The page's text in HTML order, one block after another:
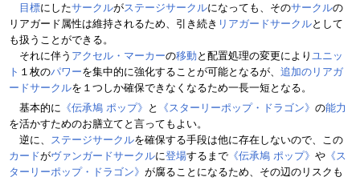
目標にしたサークルがステージサークルになっても、そのサークルの
リアガード属性は維持されるため、引き続き リアガードサークルとして
も扱うことができる。
それに伴う アクセル・マーカーの移動 と配置処理の変更により ユニッ
ト １枚のパワーを集中的に強化することが可能となるが、 追加のリアガ
ードサークルを１つしか確保できなくなるため一長一短となる。
基本的に 《伝承鳩 ポップ》 と 《スターリーポップ・ドラゴン》 の能力
を活かすためのお膳立てと言ってもよい。
逆に、 ステージサークルを確保する手段は他に存在しないので、この
カードがヴァンガードサークルに登場するまで 《伝承鳩 ポップ》 や 《ス
ターリーポップ・ドラゴン》 が腐ることになるため、その辺のリスクも